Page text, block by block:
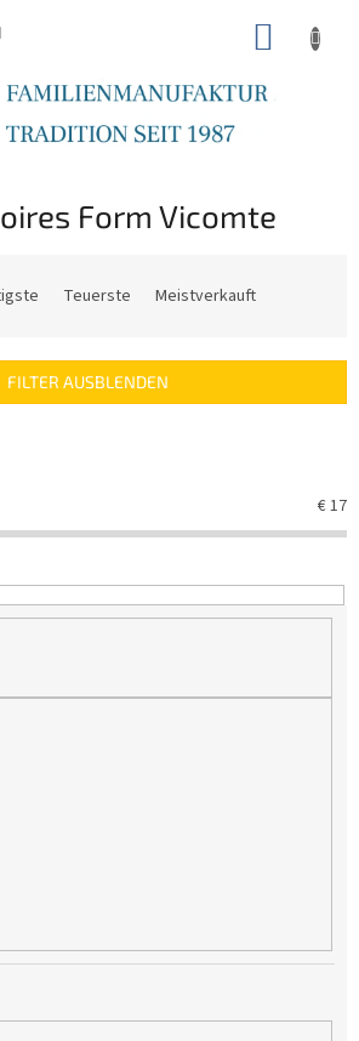
Form Vicomte
Teuerste Meistverkauft
FILTER AUSBLENDEN
€17